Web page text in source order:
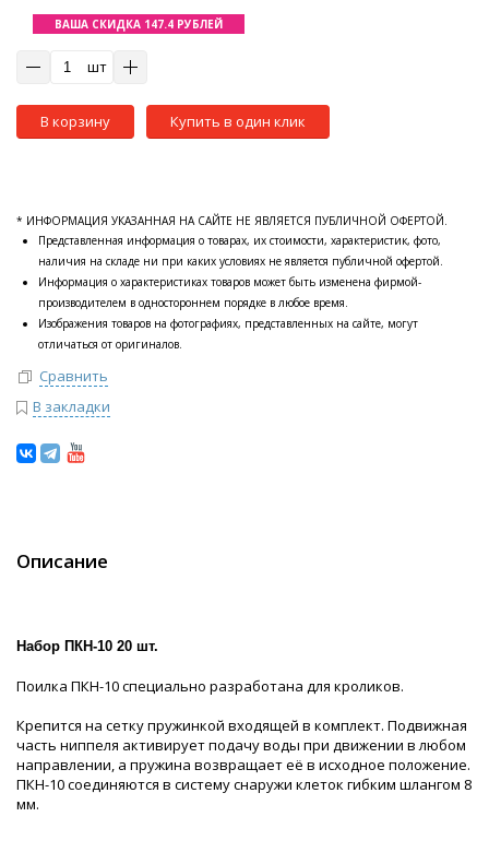
ВАША СКИДКА 147.4 РУБЛЕЙ
шт
В корзину Купить в один клик
* ИНФОРМАЦИЯ УКАЗАННАЯ НА САЙТЕ НЕ ЯВЛЯЕТСЯ ПУБЛИЧНОЙ ОФЕРТОЙ.
Представленная информация о товарах, их стоимости, характеристик, фото,
наличия на складе ни при каких условиях не является публичной офертой.
Информация о характеристиках товаров может быть изменена фирмой-
производителем в одностороннем порядке в любое время.
Изображения товаров на фотографиях, представленных на сайте, могут
отличаться от оригиналов.
Сравнить
В закладки
Описание
Набор ПКН-10 20 шт.
Поилка ПКН-10 специально разработана для кроликов.
Крепится на сетку пружинкой входящей в комплект. Подвижная
часть ниппеля активирует подачу воды при движении в любом
направлении, а пружина возвращает её в исходное положение.
ПКН-10 соединяются в систему снаружи клеток гибким шлангом 8
мм.